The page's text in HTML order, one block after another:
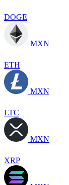
DOGE
MXN
ETH
MXN
LTC
MXN
XRP